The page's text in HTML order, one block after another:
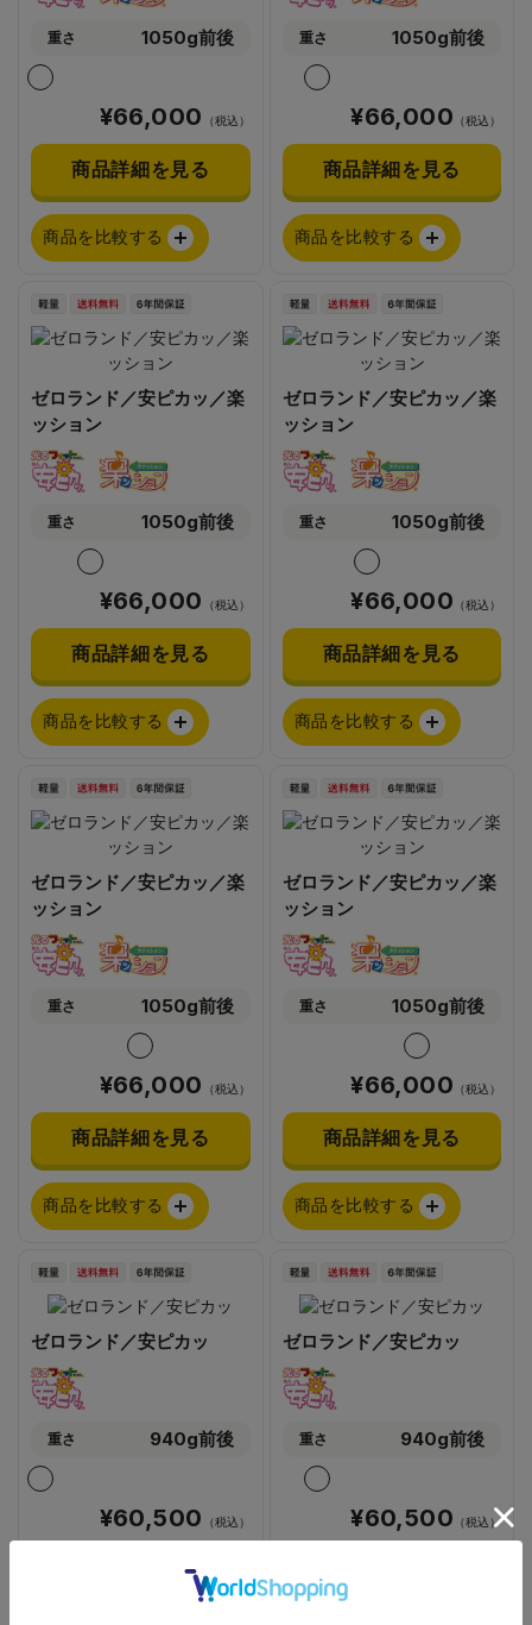
重さ 1050g前後
¥66,000 （税込）
商品詳細を見る
商品を比較する
重さ 1050g前後
¥66,000 （税込）
商品詳細を見る
商品を比較する
ゼロランド／安ピカッ／楽
ッション
重さ 1050g前後
¥66,000 （税込）
商品詳細を見る
商品を比較する
ゼロランド／安ピカッ／楽
ッション
重さ 1050g前後
¥66,000 （税込）
商品詳細を見る
商品を比較する
ゼロランド／安ピカッ／楽
ッション
重さ 1050g前後
¥66,000 （税込）
商品詳細を見る
商品を比較する
ゼロランド／安ピカッ／楽
ッション
重さ 1050g前後
¥66,000 （税込）
商品詳細を見る
商品を比較する
ゼロランド／安ピカッ
重さ 940g前後
¥60,500 （税込）
商品詳細を見る
ゼロランド／安ピカッ
重さ 940g前後
¥60,500 （税込）